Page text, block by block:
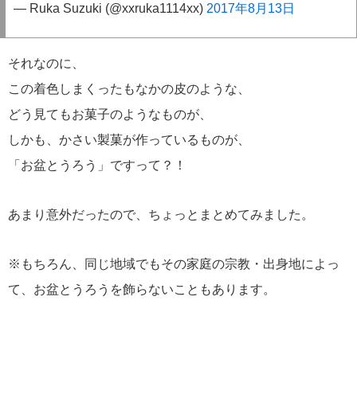
— Ruka Suzuki (@xxruka1114xx) 2017年8月13日
それなのに、
この着色しまくったもなかの皮のような、
どう見てもお菓子のようなものが、
しかも、かさい製菓が作っているものが、
「お盆とうろう」ですって？！
あまり意外だったので、ちょっとまとめてみました。
※もちろん、同じ地域でもその家庭の宗教・出身地によっ
て、お盆とうろうを飾らないこともあります。